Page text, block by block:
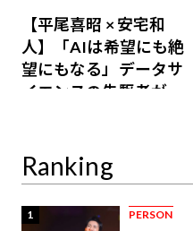
【平尾喜昭 × 安宅和
人】「AIは希望にも絶
望にもなる」データサ
イエンスの先駆者が語
Ranking
1 PERSON